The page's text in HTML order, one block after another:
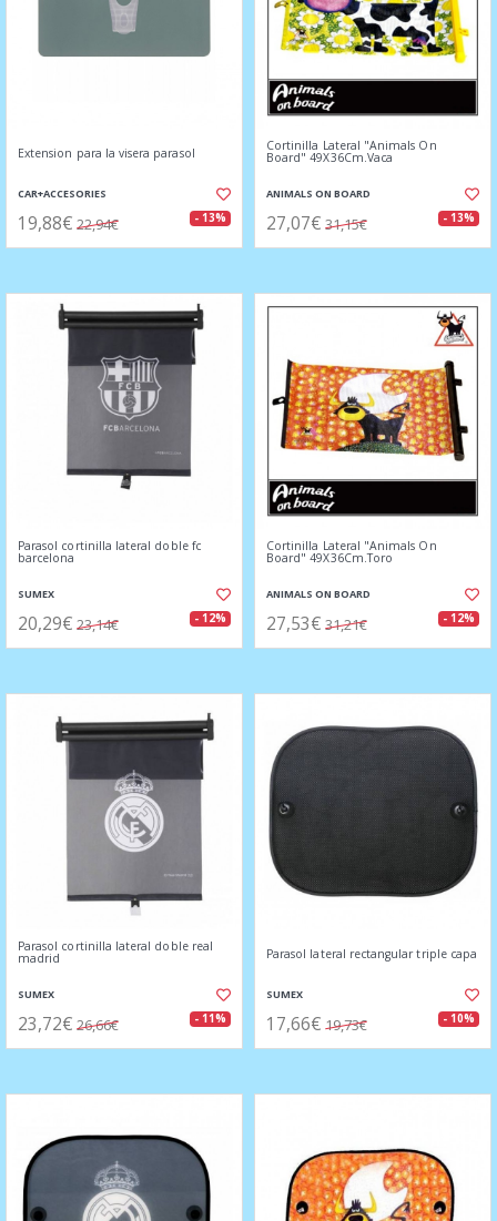
Extension para la visera parasol
CAR+ACCESORIES
19,88€ 22,94€ - 13%
Cortinilla Lateral "Animals On
Board" 49X36Cm.Vaca
ANIMALS ON BOARD
27,07€ 31,15€ - 13%
Parasol cortinilla lateral doble fc
barcelona
SUMEX
20,29€ 23,14€ - 12%
Cortinilla Lateral "Animals On
Board" 49X36Cm.Toro
ANIMALS ON BOARD
27,53€ 31,21€ - 12%
Parasol cortinilla lateral doble real
madrid
SUMEX
23,72€ 26,66€ - 11%
Parasol lateral rectangular triple capa
SUMEX
17,66€ 19,73€ - 10%